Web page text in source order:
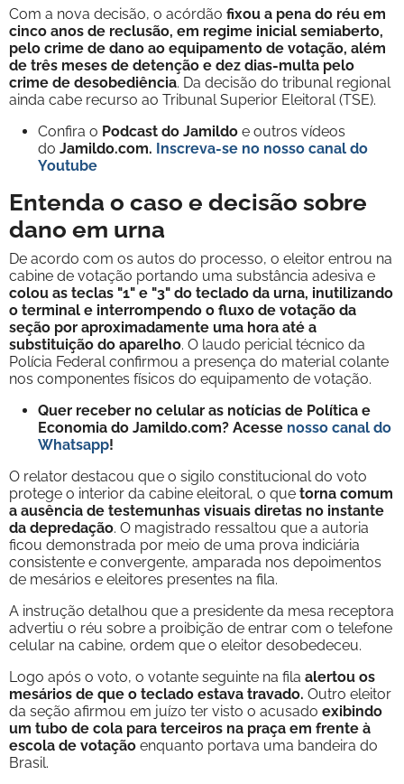
Com a nova decisão, o acórdão fixou a pena do réu em
cinco anos de reclusão, em regime inicial semiaberto,
pelo crime de dano ao equipamento de votação, além
de três meses de detenção e dez dias-multa pelo
crime de desobediência. Da decisão do tribunal regional
ainda cabe recurso ao Tribunal Superior Eleitoral (TSE).
Confira o Podcast do Jamildo e outros vídeos
do Jamildo.com. Inscreva-se no nosso canal do
Youtube
Entenda o caso e decisão sobre
dano em urna
De acordo com os autos do processo, o eleitor entrou na
cabine de votação portando uma substância adesiva e
colou as teclas "1" e "3" do teclado da urna, inutilizando
o terminal e interrompendo o fluxo de votação da
seção por aproximadamente uma hora até a
substituição do aparelho. O laudo pericial técnico da
Polícia Federal confirmou a presença do material colante
nos componentes físicos do equipamento de votação.
Quer receber no celular as notícias de Política e
Economia do Jamildo.com? Acesse nosso canal do
Whatsapp!
O relator destacou que o sigilo constitucional do voto
protege o interior da cabine eleitoral, o que torna comum
a ausência de testemunhas visuais diretas no instante
da depredação. O magistrado ressaltou que a autoria
ficou demonstrada por meio de uma prova indiciária
consistente e convergente, amparada nos depoimentos
de mesários e eleitores presentes na fila.
A instrução detalhou que a presidente da mesa receptora
advertiu o réu sobre a proibição de entrar com o telefone
celular na cabine, ordem que o eleitor desobedeceu.
Logo após o voto, o votante seguinte na fila alertou os
mesários de que o teclado estava travado. Outro eleitor
da seção afirmou em juízo ter visto o acusado exibindo
um tubo de cola para terceiros na praça em frente à
escola de votação enquanto portava uma bandeira do
Brasil.